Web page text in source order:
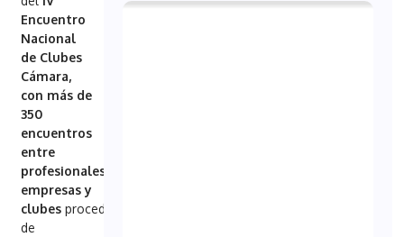
Encuentro
Nacional
de Clubes
Cámara,
con más de
350
encuentros
entre
profesionales,
empresas y
clubes procedentes
de